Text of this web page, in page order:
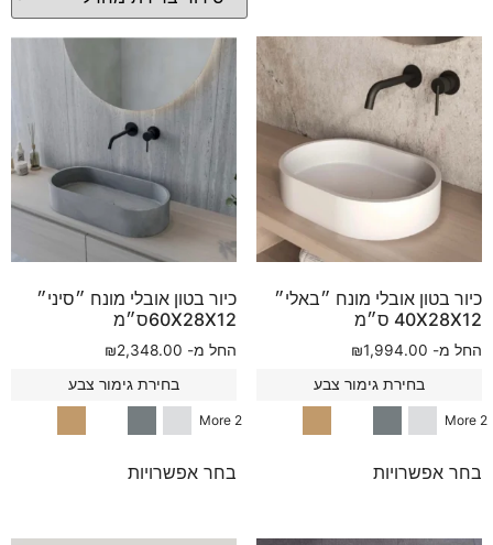
כיור בטון אובלי מונח ״באלי״
40X28X12 ס״מ
החל מ- ₪1,994.00
בחירת גימור צבע
2 More
בחר אפשרויות
כיור בטון אובלי מונח ״סיני״
60X28X12ס״מ
החל מ- ₪2,348.00
בחירת גימור צבע
2 More
בחר אפשרויות